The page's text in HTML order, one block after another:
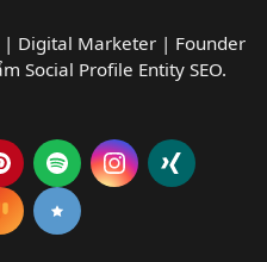
| Digital Marketer | Founder
Social Profile Entity SEO.